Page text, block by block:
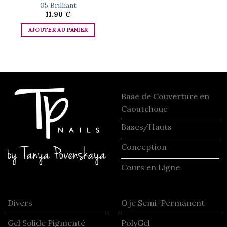
05 Brilliant
11.90 €
AJOUTER AU PANIER
Base de Couverture en
Caoutchouc
Bases/Hauts
Conception
Cours en Ligne
Divers
Gel Solide Pigmenté
Oje Semi-Permanent
PolyGel